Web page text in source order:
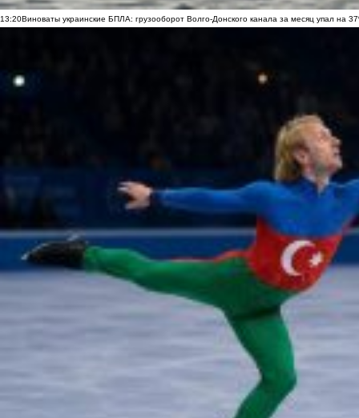
13:20Виноваты украинские БПЛА: грузооборот Волго-Донского канала за месяц упал на